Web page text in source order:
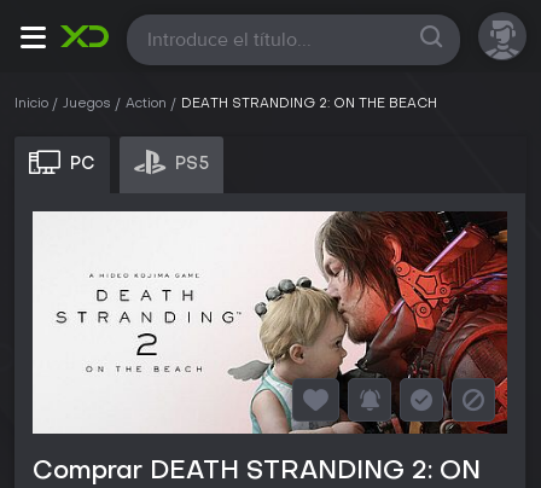
Todas
Inicio Juegos Action DEATH STRANDING 2: ON THE BEACH
PC PS5
Comprar DEATH STRANDING 2: ON